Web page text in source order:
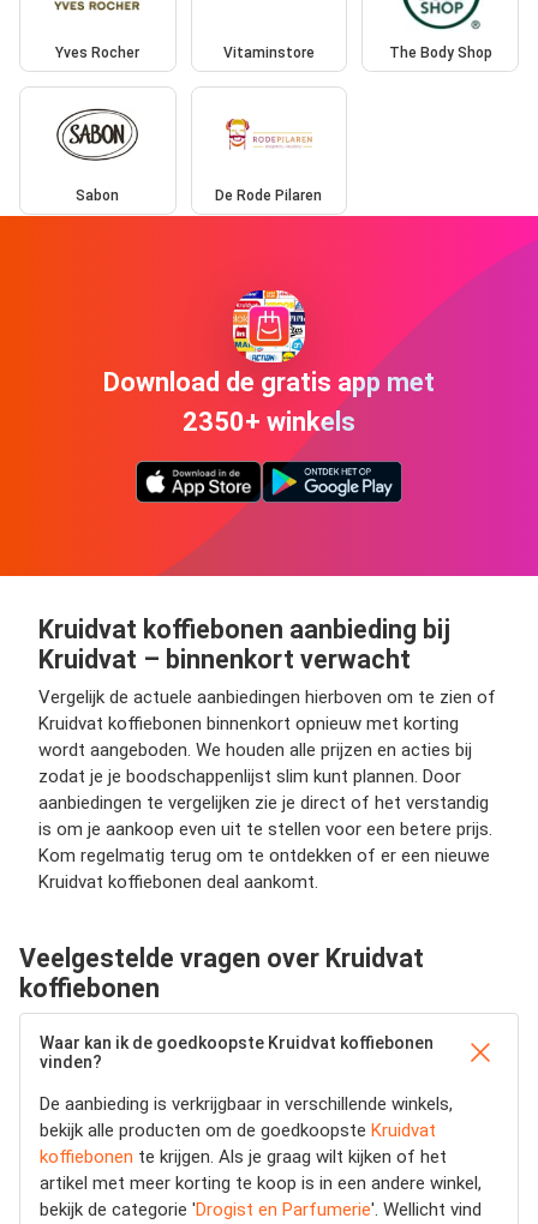
Yves Rocher Vitaminstore The Body Shop
Sabon De Rode Pilaren
Download de gratis app met
2350+ winkels
Kruidvat koffiebonen aanbieding bij
Kruidvat – binnenkort verwacht
Vergelijk de actuele aanbiedingen hierboven om te zien of
Kruidvat koffiebonen binnenkort opnieuw met korting
wordt aangeboden. We houden alle prijzen en acties bij
zodat je je boodschappenlijst slim kunt plannen. Door
aanbiedingen te vergelijken zie je direct of het verstandig
is om je aankoop even uit te stellen voor een betere prijs.
Kom regelmatig terug om te ontdekken of er een nieuwe
Kruidvat koffiebonen deal aankomt.
Veelgestelde vragen over Kruidvat
koffiebonen
Waar kan ik de goedkoopste Kruidvat koffiebonen
vinden?
De aanbieding is verkrijgbaar in verschillende winkels,
bekijk alle producten om de goedkoopste Kruidvat
koffiebonen te krijgen. Als je graag wilt kijken of het
artikel met meer korting te koop is in een andere winkel,
bekijk de categorie 'Drogist en Parfumerie'. Wellicht vind